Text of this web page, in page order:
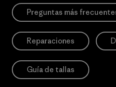
Preguntas más
Reparaciones
Guía de tallas